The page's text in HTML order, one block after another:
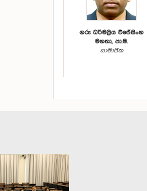
ගරු ධර්මප්‍රිය විජේසිංහ
මහතා, පා.ම.
සාමාජික